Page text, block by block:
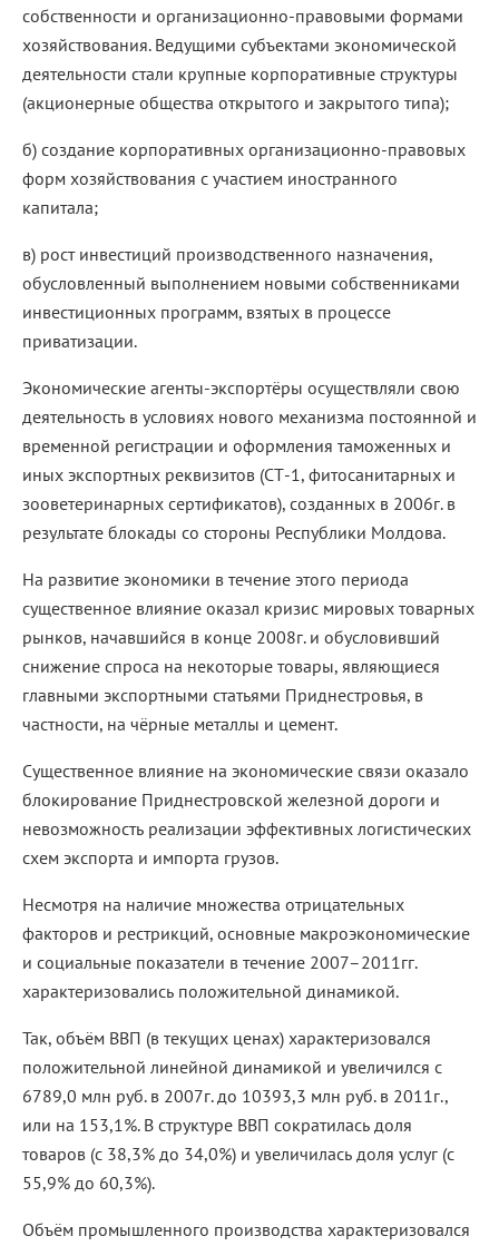
собственности и организационно-правовыми формами
хозяйствования. Ведущими субъектами экономической
деятельности стали крупные корпоративные структуры
(акционерные общества открытого и закрытого типа);
б) создание корпоративных организационно-правовых
форм хозяйствования с участием иностранного
капитала;
в) рост инвестиций производственного назначения,
обусловленный выполнением новыми собственниками
инвестиционных программ, взятых в процессе
приватизации.
Экономические агенты-экспортёры осуществляли свою
деятельность в условиях нового механизма постоянной и
временной регистрации и оформления таможенных и
иных экспортных реквизитов (СТ-1, фитосанитарных и
зооветеринарных сертификатов), созданных в 2006г. в
результате блокады со стороны Республики Молдова.
На развитие экономики в течение этого периода
существенное влияние оказал кризис мировых товарных
рынков, начавшийся в конце 2008г. и обусловивший
снижение спроса на некоторые товары, являющиеся
главными экспортными статьями Приднестровья, в
частности, на чёрные металлы и цемент.
Существенное влияние на экономические связи оказало
блокирование Приднестровской железной дороги и
невозможность реализации эффективных логистических
схем экспорта и импорта грузов.
Несмотря на наличие множества отрицательных
факторов и рестрикций, основные макроэкономические
и социальные показатели в течение 2007–2011гг.
характеризовались положительной динамикой.
Так, объём ВВП (в текущих ценах) характеризовался
положительной линейной динамикой и увеличился с
6789,0 млн руб. в 2007г. до 10393,3 млн руб. в 2011г.,
или на 153,1%. В структуре ВВП сократилась доля
товаров (с 38,3% до 34,0%) и увеличилась доля услуг (с
55,9% до 60,3%).
Объём промышленного производства характеризовался